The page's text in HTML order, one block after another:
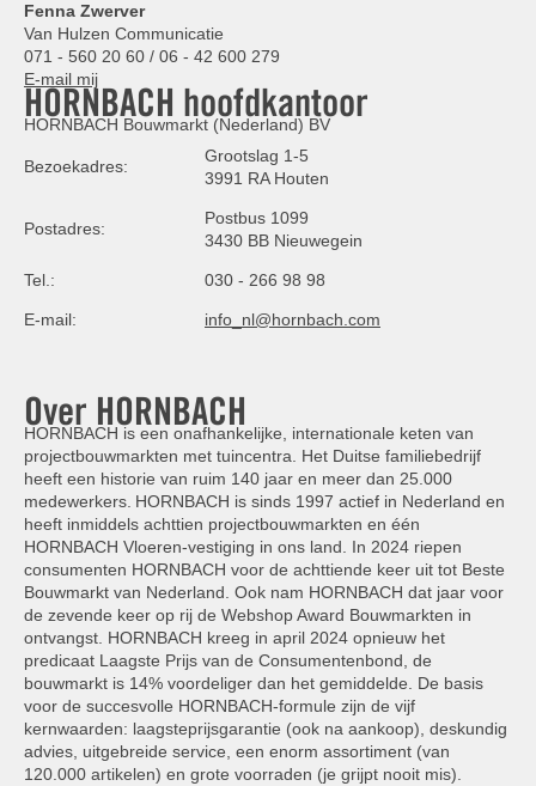
Fenna Zwerver
Van Hulzen Communicatie
071 - 560 20 60 / 06 - 42 600 279
E-mail mij
HORNBACH hoofdkantoor
HORNBACH Bouwmarkt (Nederland) BV
Bezoekadres:
Grootslag 1-5
3991 RA Houten
Postadres:
Postbus 1099
3430 BB Nieuwegein
Tel.: 030 - 266 98 98
E-mail: info_nl@hornbach.com
Over HORNBACH
HORNBACH is een onafhankelijke, internationale keten van
projectbouwmarkten met tuincentra. Het Duitse familiebedrijf
heeft een historie van ruim 140 jaar en meer dan 25.000
medewerkers. HORNBACH is sinds 1997 actief in Nederland en
heeft inmiddels achttien projectbouwmarkten en één
HORNBACH Vloeren-vestiging in ons land. In 2024 riepen
consumenten HORNBACH voor de achttiende keer uit tot Beste
Bouwmarkt van Nederland. Ook nam HORNBACH dat jaar voor
de zevende keer op rij de Webshop Award Bouwmarkten in
ontvangst. HORNBACH kreeg in april 2024 opnieuw het
predicaat Laagste Prijs van de Consumentenbond, de
bouwmarkt is 14% voordeliger dan het gemiddelde. De basis
voor de succesvolle HORNBACH-formule zijn de vijf
kernwaarden: laagsteprijsgarantie (ook na aankoop), deskundig
advies, uitgebreide service, een enorm assortiment (van
120.000 artikelen) en grote voorraden (je grijpt nooit mis).